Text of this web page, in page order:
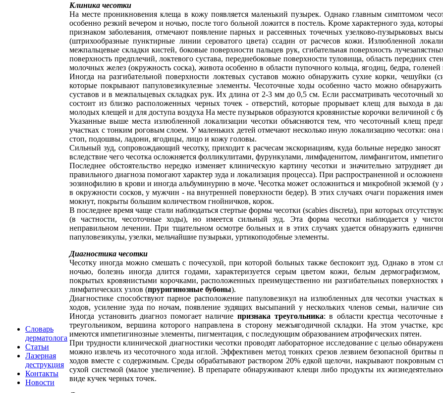
Словарь
дерматолога
Статьи
Лазерная
деструкция
Контакты
Новости
Клиника чесотки
На месте проникновения клеща в кожу появляется маленький пузырек. Однако главным симптомом
особенно резкий вечером и ночью, после того больной ложится в постель. Кроме характерного зуда,
признаком заболевания, отмечают появление парных и рассеянных точечных узелково-пузырьковых
(штрихообразные пунктирные линии сероватого цвета) ссадин от расчесов кожи. Излюбленной
межпальцевые складки кистей, боковые поверхности пальцев рук, сгибательная поверхность
поверхность предплечий, локтевого сустава, переднебоковые поверхности туловища, область передних
молочных желез (окружность соска), живота особенно в области пупочного кольца, ягодиц, бедра, голеней
Иногда на разгибательной поверхности локтевых суставов можно обнаружить сухие корки, чешуйки
которые покрывают папуловезикулезные элементы. Чесоточные ходы особенно часто можно
суставов и в межпальцевых складках рук. Их длина от 2-3 мм до 0,5 см. Если рассматривать чесоточный
состоит из близко расположенных черных точек - отверстий, которые прорывает клещ для выхода в
молодых клещей и для доступа воздуха На месте пузырьков образуются кровянистые корочки величиной с
Указанные выше места излюбленной локализации чесотки объясняются тем, что чесоточный клещ
участках с тонким роговым слоем. У маленьких детей отмечают несколько иную локализацию чесотки: она
стоп, подошвы, ладони, ягодицы, лицо и кожу головы.
Сильный зуд, сопровождающий чесотку, приходит к расчесам экскориациям, куда больные нередко
вследствие чего чесотка осложняется фолликулитами, фурункулами, лимфаденитом, лимфангитом,
Последнее обстоятельство нередко изменяет клиническую картину чесотки и значительно затрудняет
правильного диагноза помогают характер зуда и локализация процесса). При распространенной и
эозинофилию в крови и иногда альбуминурию в моче. Чесотка может осложниться и микробной экземой
в окружности сосков, у мужчин - на внутренней поверхности бедер). В этих случаях очаги поражения
мокнут, покрыты большим количеством гнойничков, корок.
В последнее время чаще стали наблюдаться стертые формы чесотки (scabies discreta), при которых
(в частности, чесоточные ходы), но имеется сильный зуд. Эта форма чесотки наблюдается у
неправильном лечении. При тщательном осмотре больных и в этих случаях удается обнаружить
папуловезикулы, узелки, мельчайшие пузырьки, уртикоподобные элементы.
Диагностика чесотки
Чесотку иногда можно смешать с почесухой, при которой больных также беспокоит зуд. Однако в этом
ночью, болезнь иногда длится годами, характеризуется серым цветом кожи, белым дермографизмом,
покрытых кровянистыми корочками, расположенных преимущественно ни разгибательных поверхностях
лимфатических узлов (пруригинозные бубоны).
Диагностике способствуют парное расположение папуловезикул на излюбленных для чесотки участках
ходов, усиление зуда по ночам, появление зудящих высыпаний у нескольких членов семьи, наличие
Иногда установить диагноз помогает наличие признака треугольника: в области крестца чесоточные
треугольником, вершина которого направлена в сторону межъягодичной складки. На этом участке,
имеются импетигинозные элементы, пигментация, с последующим образованием атрофических пятен.
При трудности клинической диагностики чесотки проводят лабораторное исследование с целью
можно извлечь из чесоточного хода иглой. Эффективен метод тонких срезов лезвием безопасной бритвы
ходов вместе с содержимым. Среды обрабатывают раствором 20% едкой щелочи, накрывают покровным
сухой системой (малое увеличение). В препарате обнаруживают клещи либо продукты их
виде кучек черных точек.